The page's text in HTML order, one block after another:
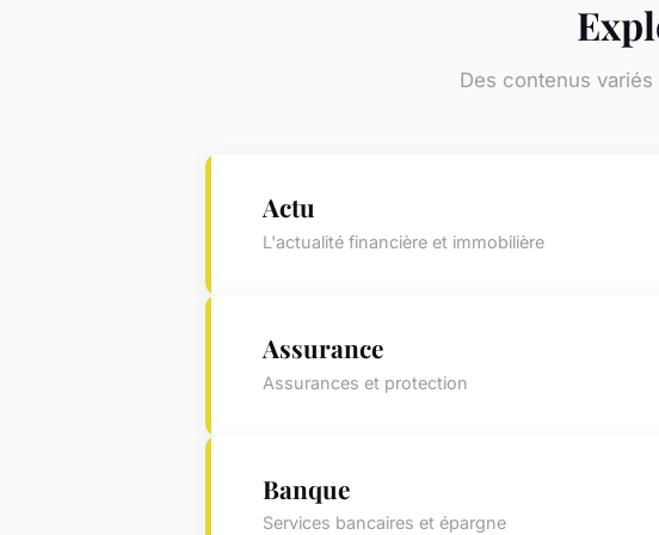
Des contenus
Actu
L'actualité financière et immobilière
Assurance
Assurances et protection
Banque
Services bancaires et épargne